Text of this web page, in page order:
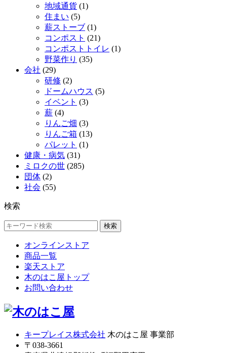
地域通貨 (1)
住まい (5)
薪ストーブ (1)
コンポスト (21)
コンポストトイレ (1)
野菜作り (35)
会社 (29)
研修 (2)
ドームハウス (5)
イベント (3)
薪 (4)
りんご畑 (3)
りんご箱 (13)
パレット (1)
健康・病気 (31)
ミロクの世 (285)
団体 (2)
社会 (55)
検索
検索
オンラインストア
商品一覧
楽天ストア
木のはこ屋トップ
お問い合わせ
キープレイス株式会社 木のはこ屋 事業部
〒038-3661